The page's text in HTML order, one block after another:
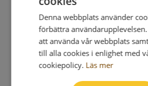
Denna webbplats använder
förbättra
att använda vår webbplats
till alla cookies i enlighet med
cookiepolicy. Läs mer